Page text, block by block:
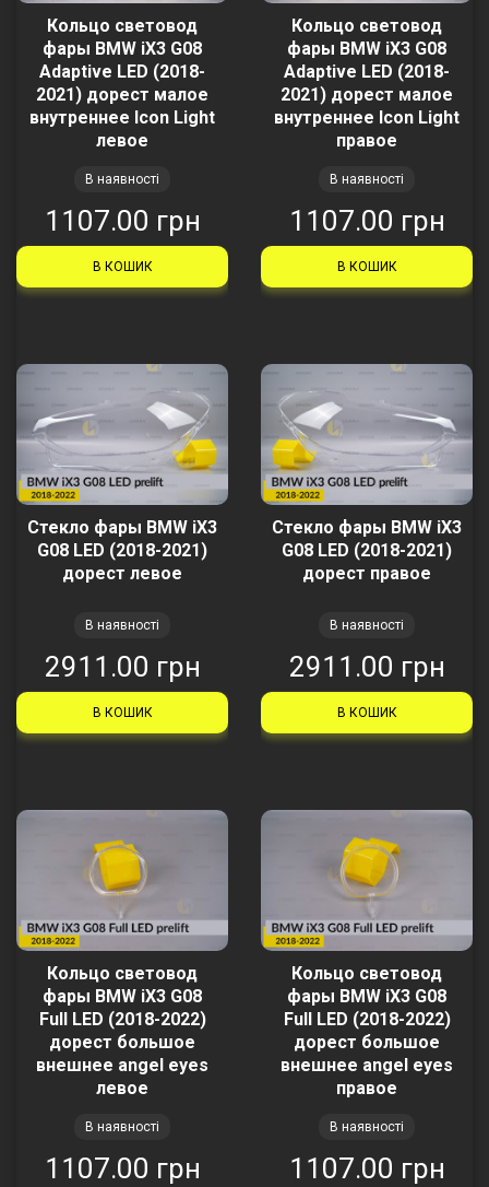
Кольцо световод
фары BMW iX3 G08
Adaptive LED (2018-
2021) дорест малое
внутреннее Icon Light
левое
В наявності
1107.00 грн
В КОШИК
Кольцо световод
фары BMW iX3 G08
Adaptive LED (2018-
2021) дорест малое
внутреннее Icon Light
правое
В наявності
1107.00 грн
В КОШИК
Стекло фары BMW iX3
G08 LED (2018-2021)
дорест левое
В наявності
2911.00 грн
В КОШИК
Стекло фары BMW iX3
G08 LED (2018-2021)
дорест правое
В наявності
2911.00 грн
В КОШИК
Кольцо световод
фары BMW iX3 G08
Full LED (2018-2022)
дорест большое
внешнее angel eyes
левое
В наявності
1107.00 грн
Кольцо световод
фары BMW iX3 G08
Full LED (2018-2022)
дорест большое
внешнее angel eyes
правое
В наявності
1107.00 грн